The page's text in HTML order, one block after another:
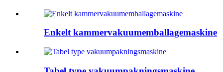
Enkelt kammervakuumemballagemaskine